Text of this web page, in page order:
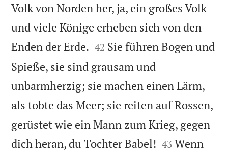
Volk von Norden her, ja, ein großes Volk
und viele Könige erheben sich von den
Enden der Erde. 

42 Sie führen Bogen und
Spieße, sie sind grausam und
unbarmherzig; sie machen einen Lärm,
als tobte das Meer; sie reiten auf Rossen,
gerüstet wie ein Mann zum Krieg, gegen
dich heran, du Tochter Babel! 

43 Wenn